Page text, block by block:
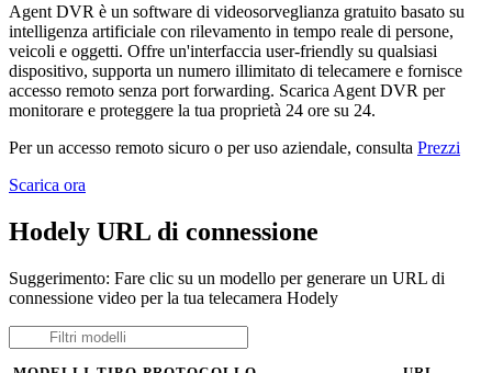
Agent DVR è un software di videosorveglianza gratuito basato su
intelligenza artificiale con rilevamento in tempo reale di persone,
veicoli e oggetti. Offre un'interfaccia user-friendly su qualsiasi
dispositivo, supporta un numero illimitato di telecamere e fornisce
accesso remoto senza port forwarding. Scarica Agent DVR per
monitorare e proteggere la tua proprietà 24 ore su 24.
Per un accesso remoto sicuro o per uso aziendale, consulta Prezzi
Scarica ora
Hodely URL di connessione
Suggerimento: Fare clic su un modello per generare un URL di
connessione video per la tua telecamera Hodely